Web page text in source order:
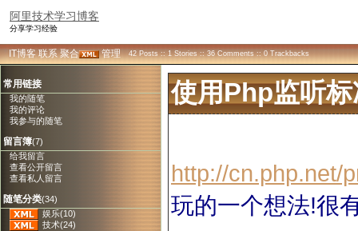
阿里技术学习博客
分享学习经验
IT博客 联系 聚合 管理 42 Posts :: 1 Stories :: 36 Comments :: 0 Trackbacks
常用链接
我的随笔
我的评论
我参与的随笔
留言簿(7)
给我留言
查看公开留言
查看私人留言
随笔分类(34)
娱乐(10)
技术(24)
使用php监听标
http://cn.php.net/
玩的一个想法!很